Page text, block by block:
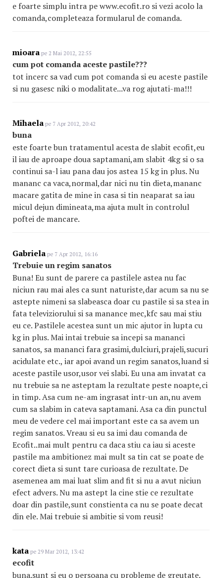
e foarte simplu intra pe www.ecofit.ro si vezi acolo la
comanda,completeaza formularul de comanda.
mioara pe 2 Mai 2012, 22:55
cum pot comanda aceste pastile???
tot incerc sa vad cum pot comanda si eu aceste pastile
si nu gasesc niki o modalitate...va rog ajutati-ma!!!
Mihaela pe 7 Apr 2012, 20:42
buna
este foarte bun tratamentul acesta de slabit ecofit,eu
il iau de aproape doua saptamani,am slabit 4kg si o sa
continui sa-l iau pana dau jos astea 15 kg in plus. Nu
mananc ca vaca,normal,dar nici nu tin dieta,mananc
macare gatita de mine in casa si tin neaparat sa iau
micul dejun dimineata,ma ajuta mult in controlul
poftei de mancare.
Gabriela pe 7 Apr 2012, 16:16
Trebuie un regim sanatos
Buna! Eu sunt de parere ca pastilele astea nu fac
niciun rau mai ales ca sunt naturiste,dar acum sa nu se
astepte nimeni sa slabeasca doar cu pastile si sa stea in
fata televiziorului si sa manance mec,kfc sau mai stiu
eu ce. Pastilele acestea sunt un mic ajutor in lupta cu
kg in plus. Mai intai trebuie sa incepi sa mananci
sanatos, sa mananci fara grasimi,dulciuri,prajeli,sucuri
acidulate etc., iar apoi avand un regim sanatos,luand si
aceste pastile usor,usor vei slabi. Eu una am invatat ca
nu trebuie sa ne asteptam la rezultate peste noapte,ci
in timp. Asa cum ne-am ingrasat intr-un an,nu avem
cum sa slabim in cateva saptamani. Asa ca din punctul
meu de vedere cel mai important este ca sa avem un
regim sanatos. Vreau si eu sa imi dau comanda de
Ecofit..mai mult pentru ca daca stiu ca iau si aceste
pastile ma ambitionez mai mult sa tin cat se poate de
corect dieta si sunt tare curioasa de rezultate. De
asemenea am mai luat slim and fit si nu a avut niciun
efect advers. Nu ma astept la cine stie ce rezultate
doar din pastile,sunt constienta ca nu se poate decat
din ele. Mai trebuie si ambitie si vom reusi!
kata pe 29 Mar 2012, 13:42
ecofit
buna.sunt si eu o persoana cu probleme de greutate.